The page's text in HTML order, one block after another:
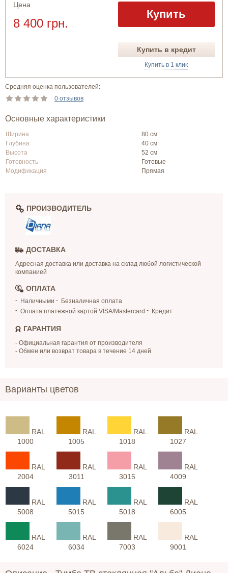
Цена
8 400 грн.
Купить
Купить в кредит
Купить в 1 клик
Средняя оценка пользователей:
0 отзывов
Основные характеристики
Ширина
80 см
Глубина
40 см
Высота
52 см
Готовность
Готовые
Модификация
Прямая
ПРОИЗВОДИТЕЛЬ
ДОСТАВКА
Адресная доставка или доставка на склад любой логистической
компанией
ОПЛАТА
Наличными
Безналичная оплата
Оплата платежной картой VISA/Mastercard
Кредит
ГАРАНТИЯ
- Официальная гарантия от производителя
- Обмен или возврат товара в течение 14 дней
Варианты цветов
RAL
1000
RAL
1005
RAL
1018
RAL
1027
RAL
2004
RAL
3011
RAL
3015
RAL
4009
RAL
5008
RAL
5015
RAL
5018
RAL
6005
RAL
6024
RAL
6034
RAL
7003
RAL
9001